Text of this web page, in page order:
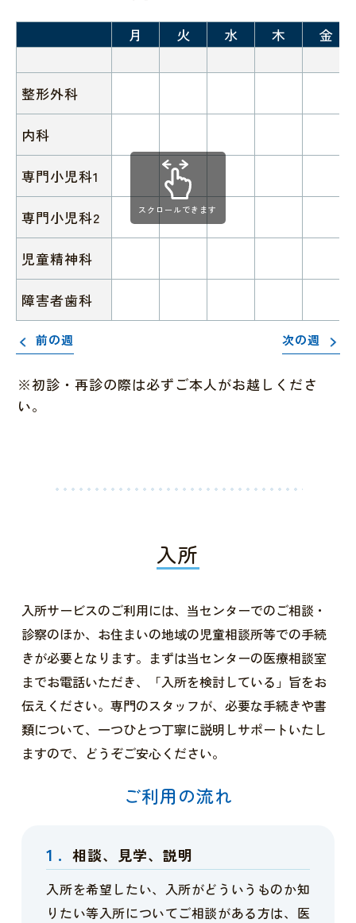
月 火 水 木 金
整形外科
内科
専門小児科1
専門小児科2
児童精神科
障害者歯科
スクロールできます
前の週 次の週
※初診・再診の際は必ずご本人がお越しくださ
い。
入所
入所サービスのご利用には、当センターでのご相談・
診察のほか、お住まいの地域の児童相談所等での手続
きが必要となります。まずは当センターの医療相談室
までお電話いただき、「入所を検討している」旨をお
伝えください。専門のスタッフが、必要な手続きや書
類について、一つひとつ丁寧に説明しサポートいたし
ますので、どうぞご安心ください。
ご利用の流れ
1. 相談、見学、説明
入所を希望したい、入所がどういうものか知
りたい等入所についてご相談がある方は、医